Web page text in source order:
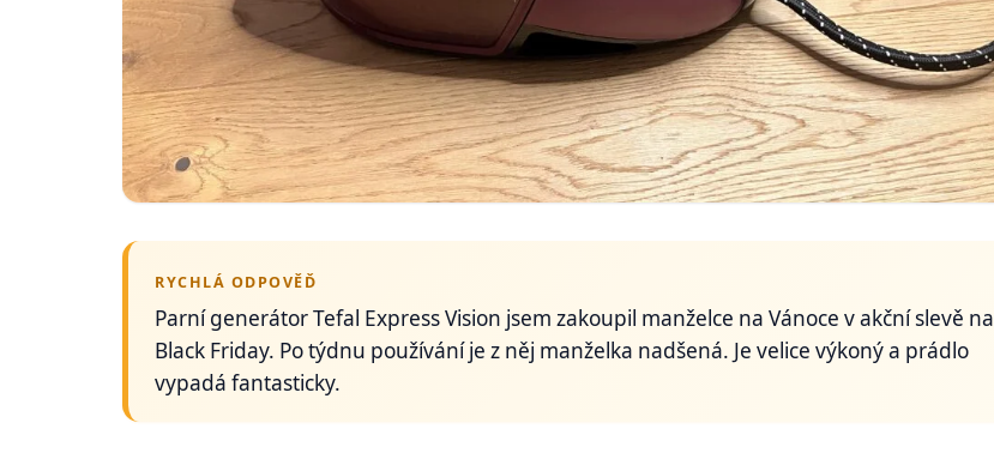
RYCHLÁ ODPOVĚĎ
Parní generátor Tefal Express Vision jsem zakoupil manželce na Vánoce v akční slevě na
Black Friday. Po týdnu používání je z něj manželka nadšená. Je velice výkoný a prádlo
vypadá fantasticky.